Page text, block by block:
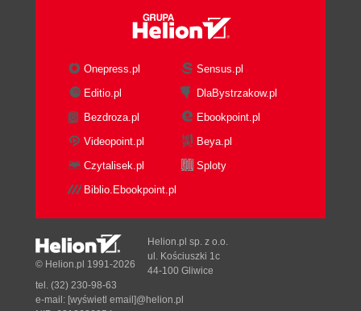
Onepress.pl
Sensus.pl
Editio.pl
DlaBystrzakow.pl
Bezdroza.pl
Ebookpoint.pl
Videopoint.pl
Beya.pl
Czytalisek.pl
Sploty
Biblio.Ebookpoint.pl
© Helion.pl 1991-2026
Helion.pl sp. z o.o.
ul. Kościuszki 1c
44-100 Gliwice
tel. (32) 230-98-63
e-mail: [wyświetl email]@helion.pl